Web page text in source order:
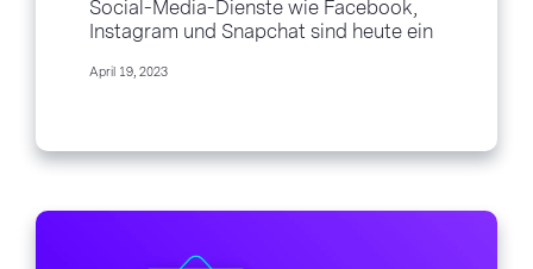
Social-Media-Dienste wie Facebook,
Instagram und Snapchat sind heute ein
Online-Lebens. Aber es wird Sie
April 19, 2023